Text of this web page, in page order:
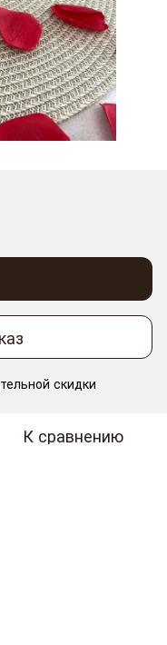
скидки
К сравнению